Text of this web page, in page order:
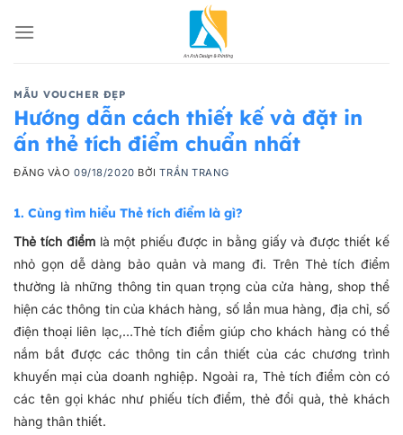
qua
MẪU VOUCHER ĐẸP
Hướng dẫn cách thiết kế và đặt in
ấn thẻ tích điểm chuẩn nhất
ĐĂNG VÀO09/18/2020 BỞITRẦN TRANG
1. Cùng tìm hiểu Thẻ tích điểm là gì?
Thẻ tích điểmlà một phiếu được in bằng giấy và được thiết kế
nhỏ gọn dễ dàng bảo quản và mang đi. Trên Thẻ tích điểm
thường là những thông tin quan trọng của cửa hàng, shop thể
hiện các thông tin của khách hàng, số lần mua hàng, địa chỉ, số
điện thoại liên lạc,…Thẻ tích điểm giúp cho khách hàng có thể
nắm bắt được các thông tin cần thiết của các chương trình
khuyến mại của doanh nghiệp. Ngoài ra, Thẻ tích điểm còn có
các tên gọi khác như phiếu tích điểm, thẻ đổi quà, thẻ khách
hàng thân thiết.